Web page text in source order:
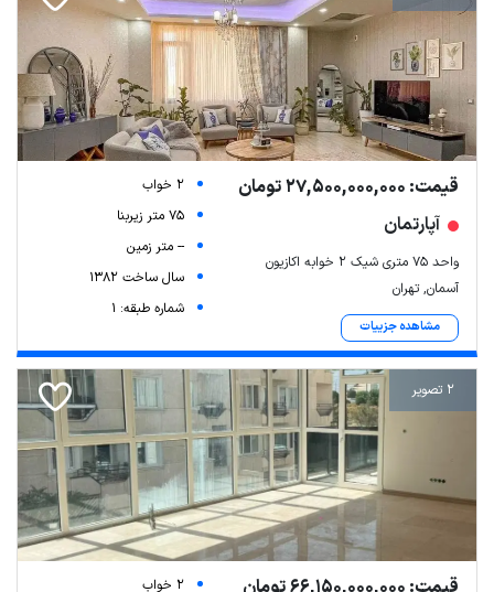
قیمت: 27,500,000,000 تومان
آپارتمان
واحد ۷۵ متری شیک ۲ خوابه اکازیون
آسمان, تهران
مشاهده جزییات
2 خواب
75 متر زیربنا
-- متر زمین
سال ساخت 1382
شماره طبقه: 1
2 تصویر
2 خواب